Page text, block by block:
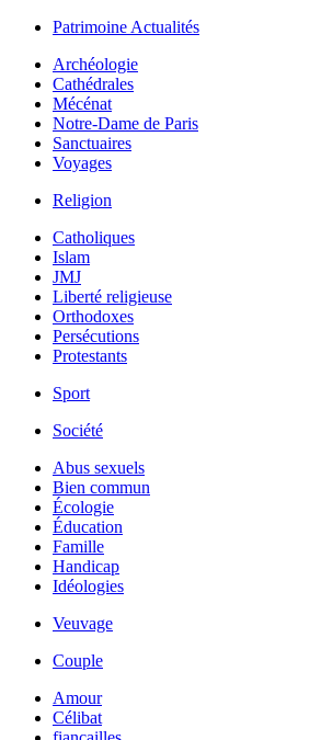
Patrimoine Actualités
Archéologie
Cathédrales
Mécénat
Notre-Dame de Paris
Sanctuaires
Voyages
Religion
Catholiques
Islam
JMJ
Liberté religieuse
Orthodoxes
Persécutions
Protestants
Sport
Société
Abus sexuels
Bien commun
Écologie
Éducation
Famille
Handicap
Idéologies
Veuvage
Couple
Amour
Célibat